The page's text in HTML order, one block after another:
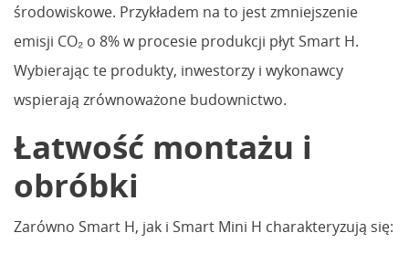
środowiskowe. Przykładem na to jest zmniejszenie
emisji CO₂ o 8% w procesie produkcji płyt Smart H.
Wybierając te produkty, inwestorzy i wykonawcy
wspierają zrównoważone budownictwo.
Łatwość montażu i
obróbki
Zarówno Smart H, jak i Smart Mini H charakteryzują się: